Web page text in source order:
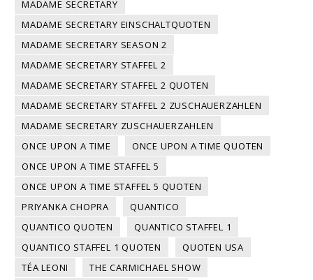
MADAME SECRETARY
MADAME SECRETARY EINSCHALTQUOTEN
MADAME SECRETARY SEASON 2
MADAME SECRETARY STAFFEL 2
MADAME SECRETARY STAFFEL 2 QUOTEN
MADAME SECRETARY STAFFEL 2 ZUSCHAUERZAHLEN
MADAME SECRETARY ZUSCHAUERZAHLEN
ONCE UPON A TIME
ONCE UPON A TIME QUOTEN
ONCE UPON A TIME STAFFEL 5
ONCE UPON A TIME STAFFEL 5 QUOTEN
PRIYANKA CHOPRA
QUANTICO
QUANTICO QUOTEN
QUANTICO STAFFEL 1
QUANTICO STAFFEL 1 QUOTEN
QUOTEN USA
TÉA LEONI
THE CARMICHAEL SHOW